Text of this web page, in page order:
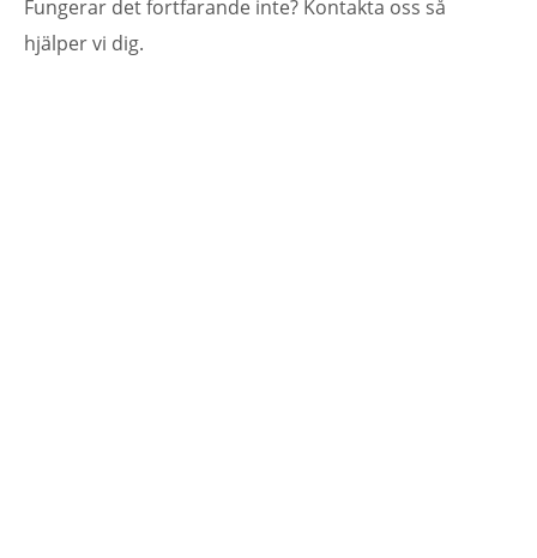
Fungerar det fortfarande inte? Kontakta oss så
hjälper vi dig.